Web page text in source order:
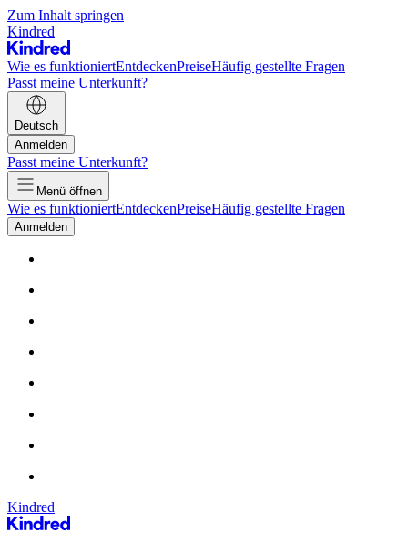
Zum Inhalt springen
Kindred
Wie es funktioniertEntdeckenPreiseHäufig gestellte Fragen
Passt meine Unterkunft?
Deutsch
Anmelden
Passt meine Unterkunft?
Menü öffnen
Wie es funktioniertEntdeckenPreiseHäufig gestellte Fragen
Anmelden
Kindred